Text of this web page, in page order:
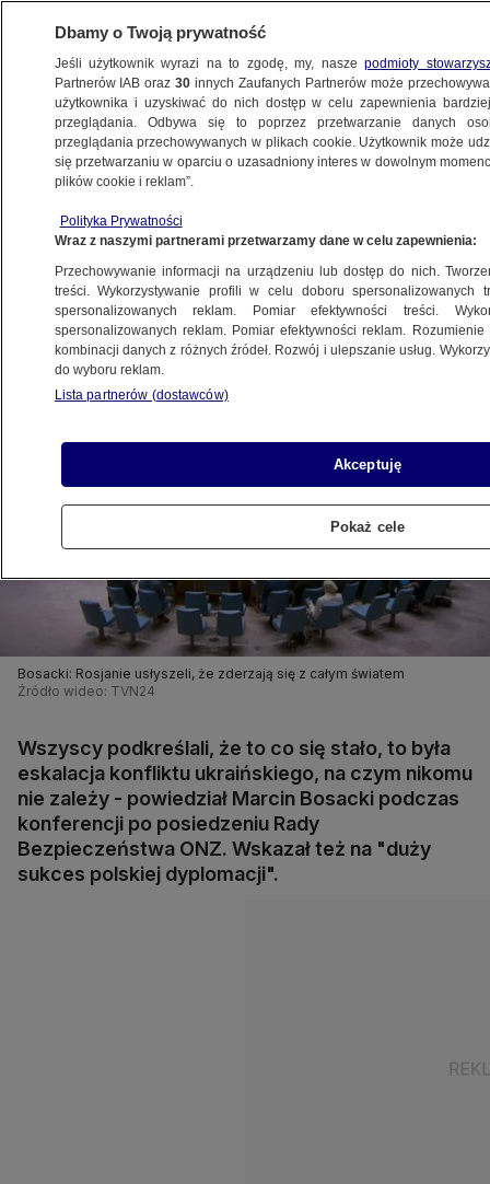
ŚWIAT
światem"
12.09.2025, 23:35
Posłuchaj artykułu
Czyta lektor AI
Bosacki: Rosjanie usłyszeli, że zderzają się z całym światem
Źródło wideo: TVN24
Wszyscy podkreślali, że to co się stało, to była
eskalacja konfliktu ukraińskiego, na czym nikomu
nie zależy - powiedział Marcin Bosacki podczas
konferencji po posiedzeniu Rady
Bezpieczeństwa ONZ. Wskazał też na "duży
sukces polskiej dyplomacji".
Dbamy o Twoją prywatność
Jeśli użytkownik wyrazi na to zgodę, my, naszepodmioty
Partnerów IAB oraz30 innych Zaufanych Partnerów może
użytkownika i uzyskiwać do nich dostęp w celu zapewnienia
przeglądania. Odbywa się to poprzez przetwarzanie danych
przeglądania przechowywanych w plikach cookie. Użytkownik może
się przetwarzaniu w oparciu o uzasadniony interes w dowolnym
plików cookie i reklam”.
Polityka Prywatności
Wraz z naszymi partnerami przetwarzamy dane w celu zapewnienia:
Przechowywanie informacji na urządzeniu lub dostęp do nich.
treści. Wykorzystywanie profili w celu doboru spersonalizowanych
spersonalizowanych reklam. Pomiar efektywności treści.
spersonalizowanych reklam. Pomiar efektywności reklam.
kombinacji danych z różnych źródeł. Rozwój i ulepszanie usług.
do wyboru reklam.
Lista partnerów (dostawców)
Akceptuję
Pokaż cele